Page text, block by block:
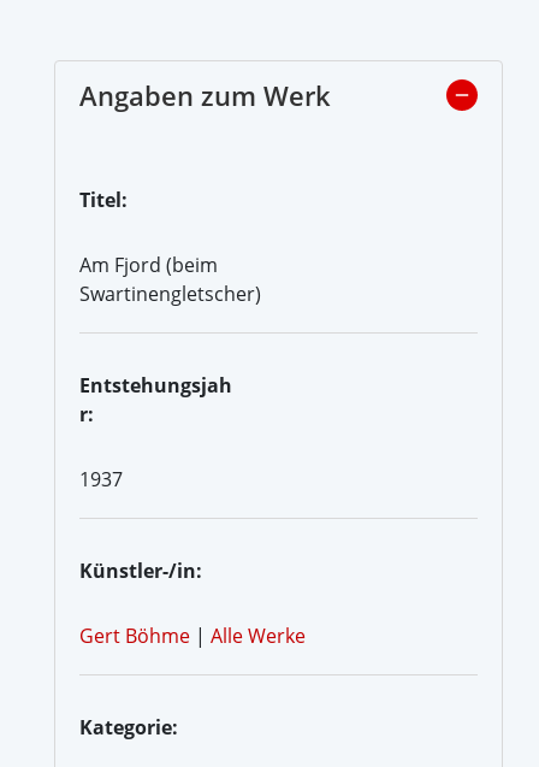
Angaben zum Werk
Titel:
Am Fjord (beim
Swartinengletscher)
Entstehungsjah
r:
1937
Künstler-/in:
Gert Böhme | Alle Werke
Kategorie: